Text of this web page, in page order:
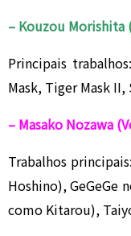
– Kouzou
Principais
Mask, Tiger Mask
– Masako Nozawa
Trabalhos
Hoshino), GeGeGe
como Kitarou),